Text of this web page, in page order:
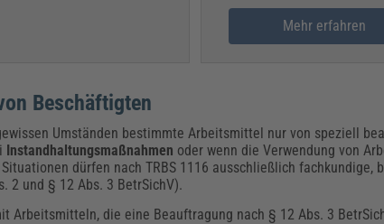
Mehr erfahren
Beschäftigten
Umständen bestimmte Arbeitsmittel nur von speziell
Instandhaltungsmaßnahmen oder wenn die Verwendung von
dürfen nach TRBS 1116 ausschließlich fachkundige,
2 und § 12 Abs. 3 BetrSichV).
Arbeitsmitteln, die eine Beauftragung nach § 12 Abs. 3